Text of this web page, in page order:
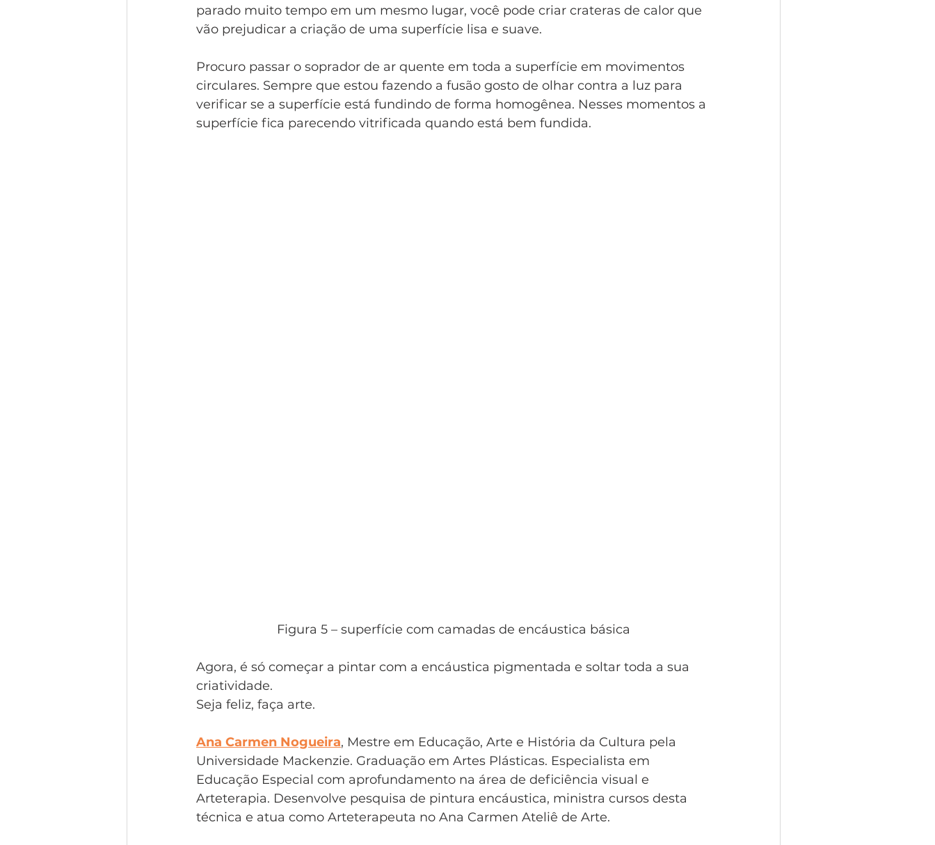
parado muito tempo em um mesmo lugar, você pode criar crateras de calor que
vão prejudicar a criação de uma superfície lisa e suave.
Procuro passar o soprador de ar quente em toda a superfície em movimentos
circulares. Sempre que estou fazendo a fusão gosto de olhar contra a luz para
verificar se a superfície está fundindo de forma homogênea. Nesses momentos a
superfície fica parecendo vitrificada quando está bem fundida.
Figura 5 – superfície com camadas de encáustica básica
Agora, é só começar a pintar com a encáustica pigmentada e soltar toda a sua
criatividade.
Seja feliz, faça arte.
Ana Carmen Nogueira, Mestre em Educação, Arte e História da Cultura pela
Universidade Mackenzie. Graduação em Artes Plásticas. Especialista em
Educação Especial com aprofundamento na área de deficiência visual e
Arteterapia. Desenvolve pesquisa de pintura encáustica, ministra cursos desta
técnica e atua como Arteterapeuta no Ana Carmen Ateliê de Arte.